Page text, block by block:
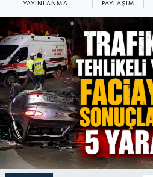
YAYINLANMA PAYLAŞIM
SAĞLIK
EĞİTİM
İLÇE HABERLERİ
KÜLTÜR-SANAT
KSÜ
DÜNYA
Son Dakika Haberleri
Haber Arşivi